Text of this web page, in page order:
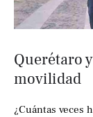
Querétaro
movilidad
¿Cuántas veces